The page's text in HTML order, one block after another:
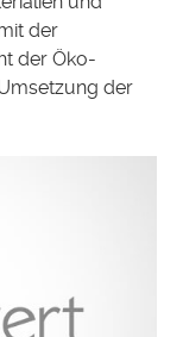
der
der Öko-
der